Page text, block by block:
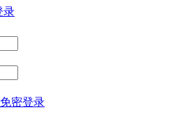
录
免密登录